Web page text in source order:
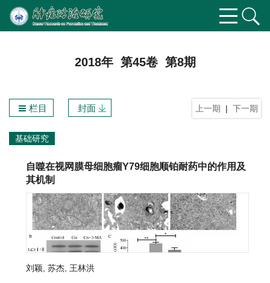
2018年 第45卷 第8期
上一期 | 下一期
栏目 封面
基础研究
自噬在视网膜母细胞瘤Y79细胞顺铂耐药中的作用及
其机制
刘颖 苏杰 王林洪